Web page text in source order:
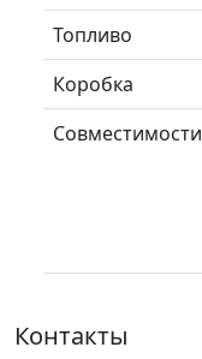
Топливо
Коробка
Совместимости
Контакты